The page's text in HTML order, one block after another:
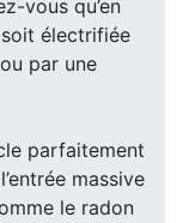
vous qu’en
électrifiée
par une
parfaitement
massive
le radon